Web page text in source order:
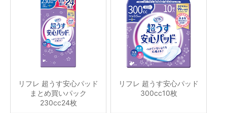
リフレ 超うす安心パッド
まとめ買いパック
230cc24枚
リフレ 超うす安心パッド
300cc10枚